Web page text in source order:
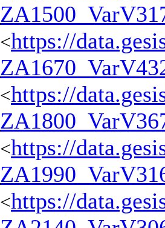
<https://
<https://
<https://
<https://